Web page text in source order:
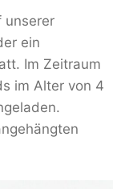
unserer
ein
Im Zeitraum
im Alter von 4